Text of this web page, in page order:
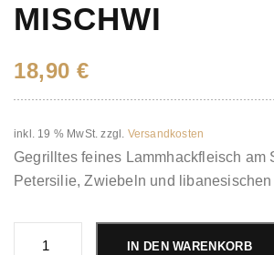
MISCHWI
18,90 €
inkl. 19 % MwSt. zzgl. Versandkosten
Gegrilltes feines Lammhackfleisch am
Petersilie, Zwiebeln und libanesischen
Ghanam
IN DEN WARENKORB